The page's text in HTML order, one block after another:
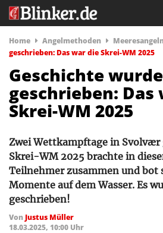
Home Angelmethoden
geschrieben: Das war die Skrei-WM 2025
Geschichte wurde
geschrieben: Das
Skrei-WM 2025
Zwei Wettkampftage in Svolvær
Skrei-WM 2025 brachte in
Teilnehmer zusammen und bot
Momente auf dem Wasser. Es
geschrieben!
Von Justus Müller
18.03.2025, 10:00 Uhr